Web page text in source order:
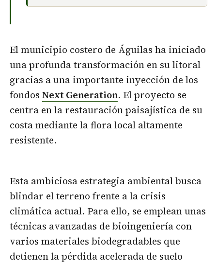
El municipio costero de Águilas ha iniciado
una profunda transformación en su litoral
gracias a una importante inyección de los
fondos Next Generation. El proyecto se
centra en la restauración paisajística de su
costa mediante la flora local altamente
resistente.
Esta ambiciosa estrategia ambiental busca
blindar el terreno frente a la crisis
climática actual. Para ello, se emplean unas
técnicas avanzadas de bioingeniería con
varios materiales biodegradables que
detienen la pérdida acelerada de suelo